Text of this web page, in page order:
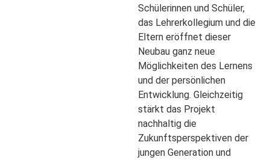
Schülerinnen und Schüler,
das Lehrerkollegium und die
Eltern eröffnet dieser
Neubau ganz neue
Möglichkeiten des Lernens
und der persönlichen
Entwicklung. Gleichzeitig
stärkt das Projekt
nachhaltig die
Zukunftsperspektiven der
jungen Generation und